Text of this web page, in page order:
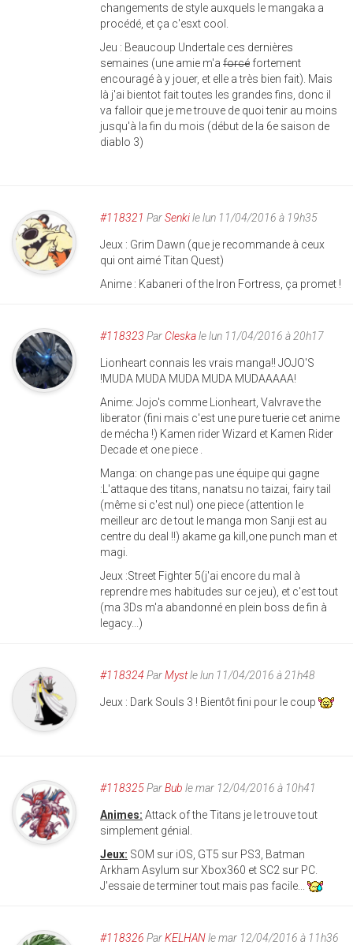
changements de style auxquels le mangaka a
procédé, et ça c'esxt cool.
Jeu : Beaucoup Undertale ces dernières
semaines (une amie m'a forcé fortement
encouragé à y jouer, et elle a très bien fait). Mais
là j'ai bientot fait toutes les grandes fins, donc il
va falloir que je me trouve de quoi tenir au moins
jusqu'à la fin du mois (début de la 6e saison de
diablo 3)
#118321 ParSenkile lun 11/04/2016 à 19h35
Jeux : Grim Dawn (que je recommande à ceux
qui ont aimé Titan Quest)
Anime : Kabaneri of the Iron Fortress, ça promet !
#118323 Par Cleskale lun 11/04/2016 à 20h17
Lionheart connais les vrais manga!! JOJO'S
!MUDA MUDA MUDA MUDA MUDAAAAA!
Anime: Jojo's comme Lionheart, Valvrave the
liberator (fini mais c'est une pure tuerie cet anime
de mécha !) Kamen rider Wizard et Kamen Rider
Decade et one piece .
Manga: on change pas une équipe qui gagne
:L'attaque des titans, nanatsu no taizai, fairy tail
(même si c'est nul) one piece (attention le
meilleur arc de tout le manga mon Sanji est au
centre du deal !!) akame ga kill,one punch man et
magi.
Jeux :Street Fighter 5(j'ai encore du mal à
reprendre mes habitudes sur ce jeu), et c'est tout
(ma 3Ds m'a abandonné en plein boss de fin à
legacy...)
#118324 ParMystle lun 11/04/2016 à 21h48
Jeux : Dark Souls 3 ! Bientôt fini pour le coup
#118325ParBub le mar 12/04/2016 à 10h41
Animes: Attack of the Titans je le trouve tout
simplement génial.
Jeux: SOM sur iOS, GT5 sur PS3, Batman
Arkham Asylum sur Xbox360 et SC2 sur PC.
J'essaie de terminer tout mais pas facile...
#118326 ParKELHANle mar 12/04/2016 à 11h36